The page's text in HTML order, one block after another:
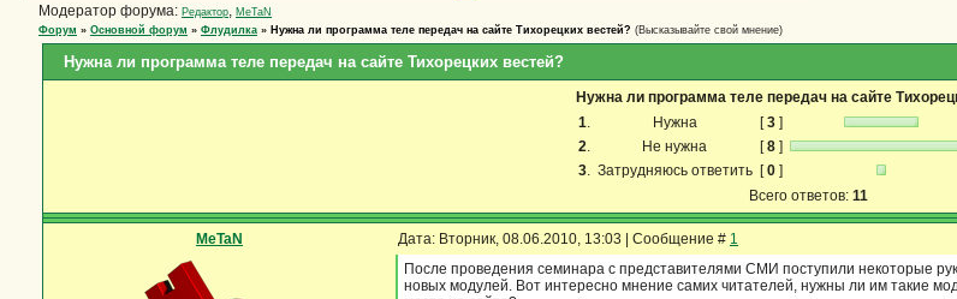
Модератор форума: Редактор, MeTaN
Форум » Основной форум » Флудилка » Нужна ли программа теле передач на сайте Тихорецких вестей? (Высказывайте свой мнение)
Нужна ли программа теле передач на сайте Тихорецких вестей?
Нужна ли программа теле передач на сайте
1. Нужна [3]
2. Не нужна [8]
3. Затрудняюсь ответить [0]
Всего ответов: 11
MeTaN Дата: Вторник, 08.06.2010, 13:03 | Сообщение # 1
После проведения семинара с представителями СМИ поступили некоторые
новых модулей. Вот интересно мнение самих читателей, нужны ли им такие